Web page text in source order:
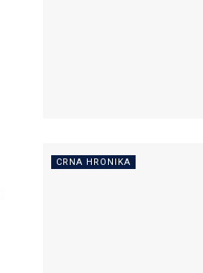
CRNA HRONIKA